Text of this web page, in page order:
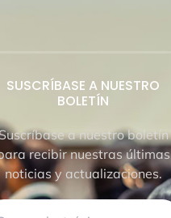
SUSCRÍBASE A NUESTRO
BOLETÍN
a nuestro boletín
recibir nuestras últimas
noticias y actualizaciones.